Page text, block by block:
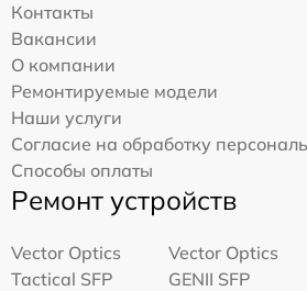
Контакты
Вакансии
О компании
Ремонтируемые модели
Наши услуги
Согласие на обработку
Способы оплаты
Ремонт устройств
Vector Optics
Tactical SFP
Vector Optics
GENII SFP